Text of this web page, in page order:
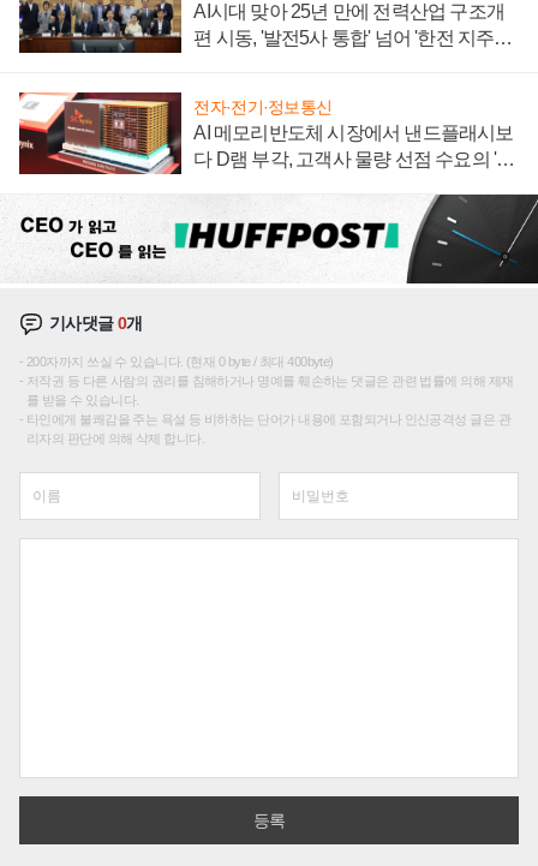
AI시대 맞아 25년 만에 전력산업 구조개
편 시동, '발전5사 통합' 넘어 '한전 지주사'
전자·전기·정보통신
AI 메모리반도체 시장에서 낸드플래시보
다 D램 부각, 고객사 물량 선점 수요의 '우
기사댓글0개
200자까지 쓰실 수 있습니다. (현재 0 byte / 최대 400byte)
저작권 등 다른 사람의 권리를 침해하거나 명예를 훼손하는 댓글은 관련 법률에 의해 제재
를 받을 수 있습니다.
타인에게 불쾌감을 주는 욕설 등 비하하는 단어가 내용에 포함되거나 인신공격성 글은 관
리자의 판단에 의해 삭제 합니다.